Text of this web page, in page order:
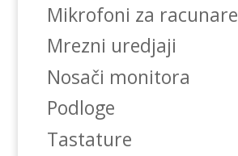
Mikrofoni za racunare
Mrezni uredjaji
Nosači monitora
Podloge
Tastature